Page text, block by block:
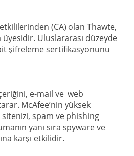
(CA) olan Thawte,
Uluslararası düzeyde
şifreleme sertifikasyonunu
e-mail ve web
McAfee’nin yüksek
sitenizi, spam ve phishing
yanı sıra spyware ve
karşı etkilidir.